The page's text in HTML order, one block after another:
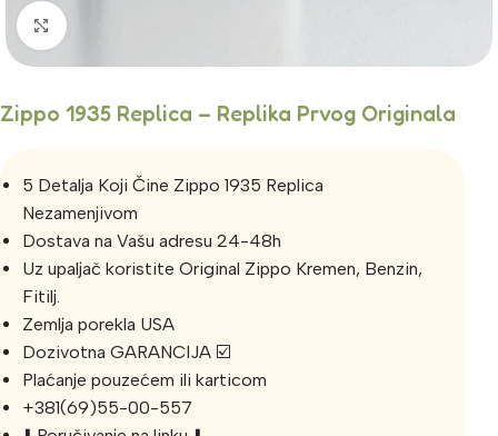
Click to enlarge
Zippo 1935 Replica – Replika Prvog Originala
5 Detalja Koji Čine Zippo 1935 Replica
Nezamenjivom
Dostava na Vašu adresu 24-48h
Uz upaljač koristite Original Zippo Kremen, Benzin,
Fitilj.
Zemlja porekla USA
Dozivotna GARANCIJA ☑️
Plaćanje pouzećem ili karticom
+381(69)55-00-557